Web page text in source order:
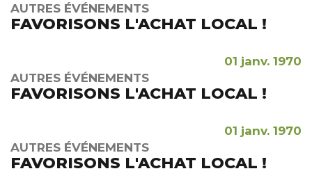
AUTRES ÉVÉNEMENTS
FAVORISONS L'ACHAT LOCAL !
01 janv. 1970
AUTRES ÉVÉNEMENTS
FAVORISONS L'ACHAT LOCAL !
01 janv. 1970
AUTRES ÉVÉNEMENTS
FAVORISONS L'ACHAT LOCAL !